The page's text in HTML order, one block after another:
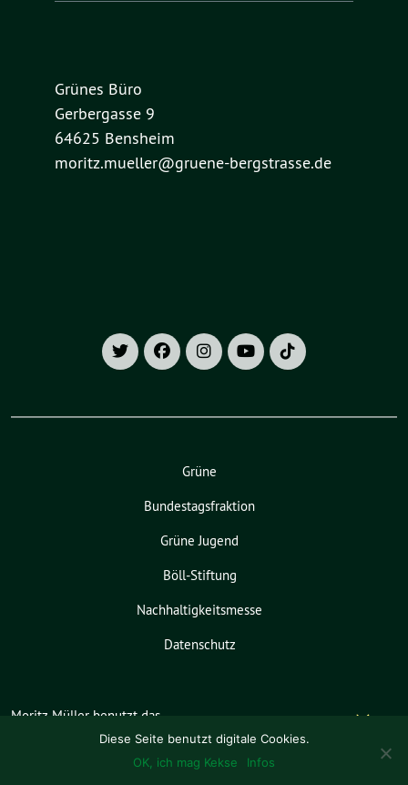
Grünes Büro
Gerbergasse 9
64625 Bensheim
moritz.mueller@gruene-bergstrasse.de
Grüne
Bundestagsfraktion
Grüne Jugend
Böll-Stiftung
Nachhaltigkeitsmesse
Datenschutz
Moritz Müller benutzt das
freie grüne Themesunflower‐ ein
verdigado eG
Diese Seite benutzt digitale Cookies.
OK, ich mag Kekse
Infos